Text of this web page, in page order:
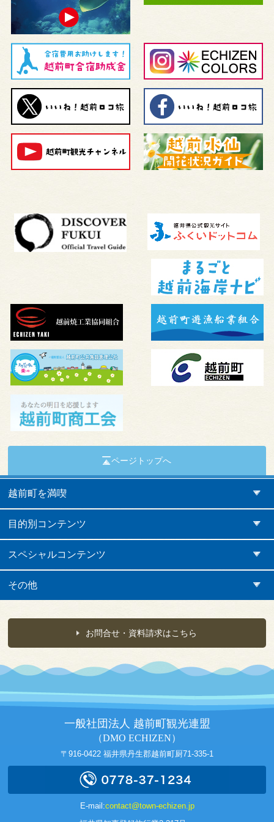
ページトップへ
越前町を満喫
目的別コンテンツ
スペシャルコンテンツ
その他
お問合せ・資料請求はこちら
一般社団法人 越前町観光連盟
（DMO ECHIZEN）
〒916-0422 福井県丹生郡越前町厨71-335-1
E-mail:contact@town-echizen.jp